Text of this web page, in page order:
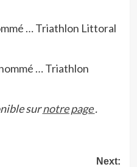
… Triathlon Littoral
surnotre page.
Next: